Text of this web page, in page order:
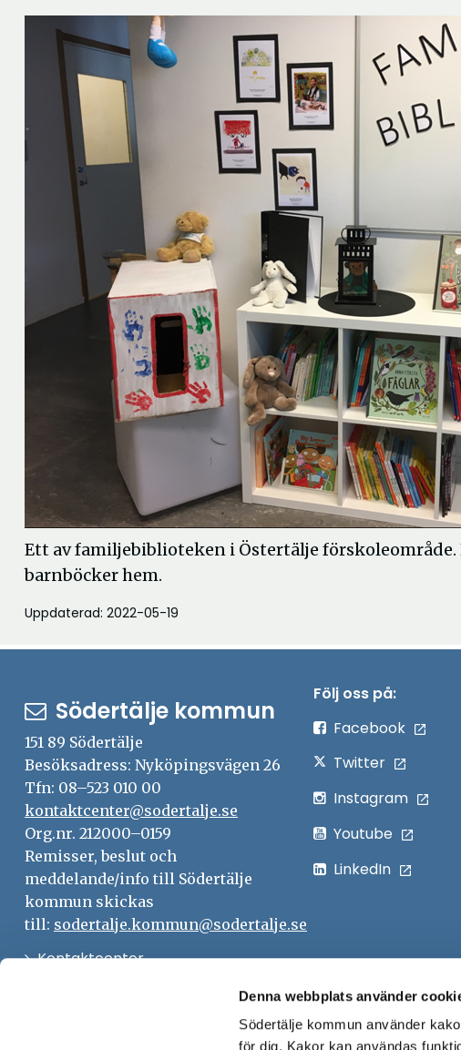
Denna webbplats använder
Södertälje kommun använder
för dig. Kakor kan användas
Ett av familjebiblioteken i Östertälje
barnböcker hem.
Uppdaterad: 2022-05-19
Södertälje kommun
151 89 Södertälje
Besöksadress: Nyköpingsvägen 26
Tfn: 08–523 010 00
kontaktcenter@sodertalje.se
Org.nr. 212000–0159
Remisser, beslut och
meddelande/info till Södertälje
kommun skickas
till: sodertalje.kommun@sodertalje.se
KontaktcenterÖppna
Följ oss på:
Facebook
Twitter
Instagram
Youtube
LinkedIn